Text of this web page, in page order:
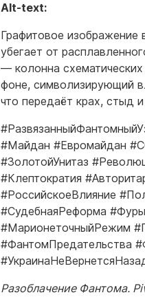
Alt-text:
Графитовое изображение
убегает от
— колонна
фоне, символизирующий
что передаёт крах, стыд
#Майдан #Евромайдан
#ЗолотойУнитаз
#Клептократия
#РоссийскоеВлияние
#СудебнаяРеформа
#МарионеточныйРежим
#ФантомПредательства
Разоблачение Фантома.